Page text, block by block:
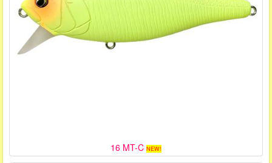
16 MT-C NEW!